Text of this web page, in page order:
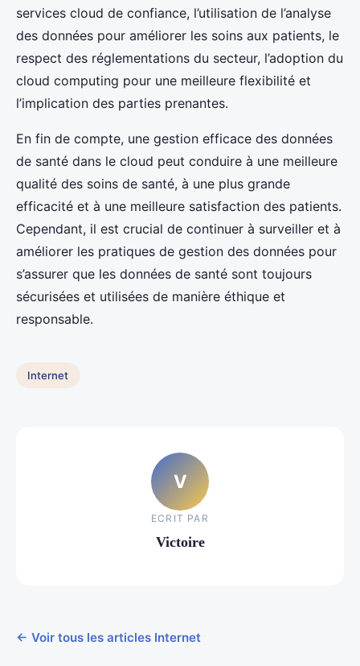
services cloud de confiance, l’utilisation de l’analyse
des données pour améliorer les soins aux patients, le
respect des réglementations du secteur, l’adoption du
cloud computing pour une meilleure flexibilité et
l’implication des parties prenantes.
En fin de compte, une gestion efficace des données
de santé dans le cloud peut conduire à une meilleure
qualité des soins de santé, à une plus grande
efficacité et à une meilleure satisfaction des patients.
Cependant, il est crucial de continuer à surveiller et à
améliorer les pratiques de gestion des données pour
s’assurer que les données de santé sont toujours
sécurisées et utilisées de manière éthique et
responsable.
Internet
V
ECRIT PAR
Victoire
← Voir tous les articles Internet